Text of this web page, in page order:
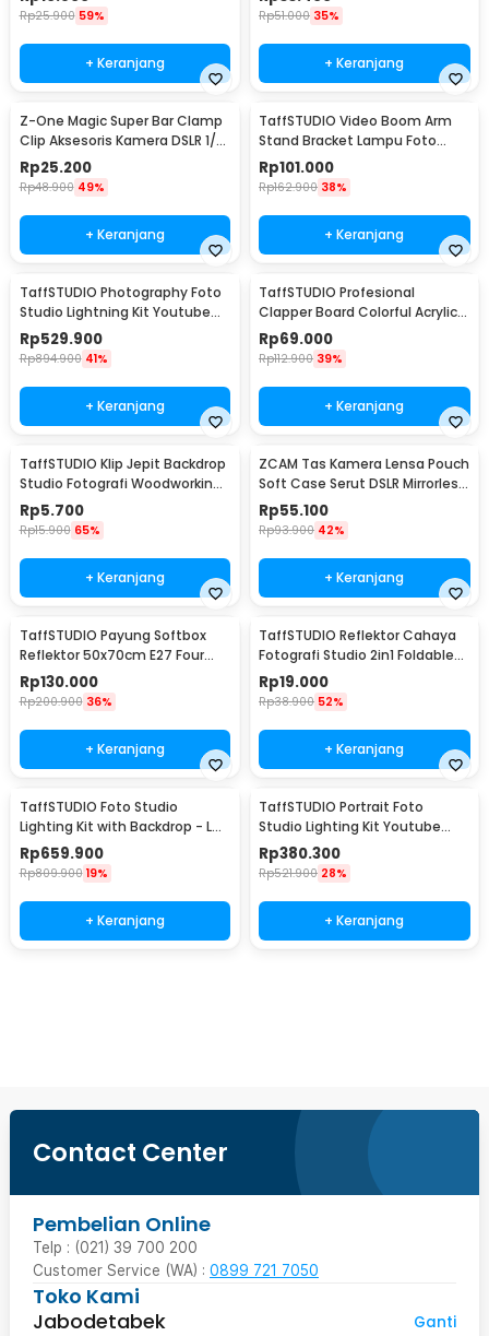
Rp25.900 59%
+ Keranjang
Rp51.000 35%
+ Keranjang
Z-One Magic Super Bar Clamp
Clip Aksesoris Kamera DSLR 1/4
3/8 Inch - JT10002
Rp25.200
Rp48.900 49%
+ Keranjang
TaffSTUDIO Video Boom Arm
Stand Bracket Lampu Foto
Studio - SB36WE
Rp101.000
Rp162.900 38%
+ Keranjang
TaffSTUDIO Photography Foto
Studio Lightning Kit Youtube
Vlog - D-HZ7
Rp529.900
Rp894.900 41%
+ Keranjang
TaffSTUDIO Profesional
Clapper Board Colorful Acrylic -
TS-3EL
Rp69.000
Rp112.900 39%
+ Keranjang
TaffSTUDIO Klip Jepit Backdrop
Studio Fotografi Woodworking
6 Inch - PB-A06
Rp5.700
Rp15.900 65%
+ Keranjang
ZCAM Tas Kamera Lensa Pouch
Soft Case Serut DSLR Mirrorless
4 PCS - ZC121
Rp55.100
Rp93.900 42%
+ Keranjang
TaffSTUDIO Payung Softbox
Reflektor 50x70cm E27 Four
Lamp Socket - KS65
Rp130.000
Rp200.900 36%
+ Keranjang
TaffSTUDIO Reflektor Cahaya
Fotografi Studio 2in1 Foldable
60cm - YE-R110
Rp19.000
Rp38.900 52%
+ Keranjang
TaffSTUDIO Foto Studio
Lighting Kit with Backdrop - LD-
TZ11A
Rp659.900
Rp809.900 19%
+ Keranjang
TaffSTUDIO Portrait Foto
Studio Lighting Kit Youtube
Vlog - LD-TZ07A
Rp380.300
Rp521.900 28%
+ Keranjang
Contact Center
Pembelian Online
Telp : (021) 39 700 200
Customer Service (WA) : 0899 721 7050
Toko Kami
Jabodetabek
Ganti